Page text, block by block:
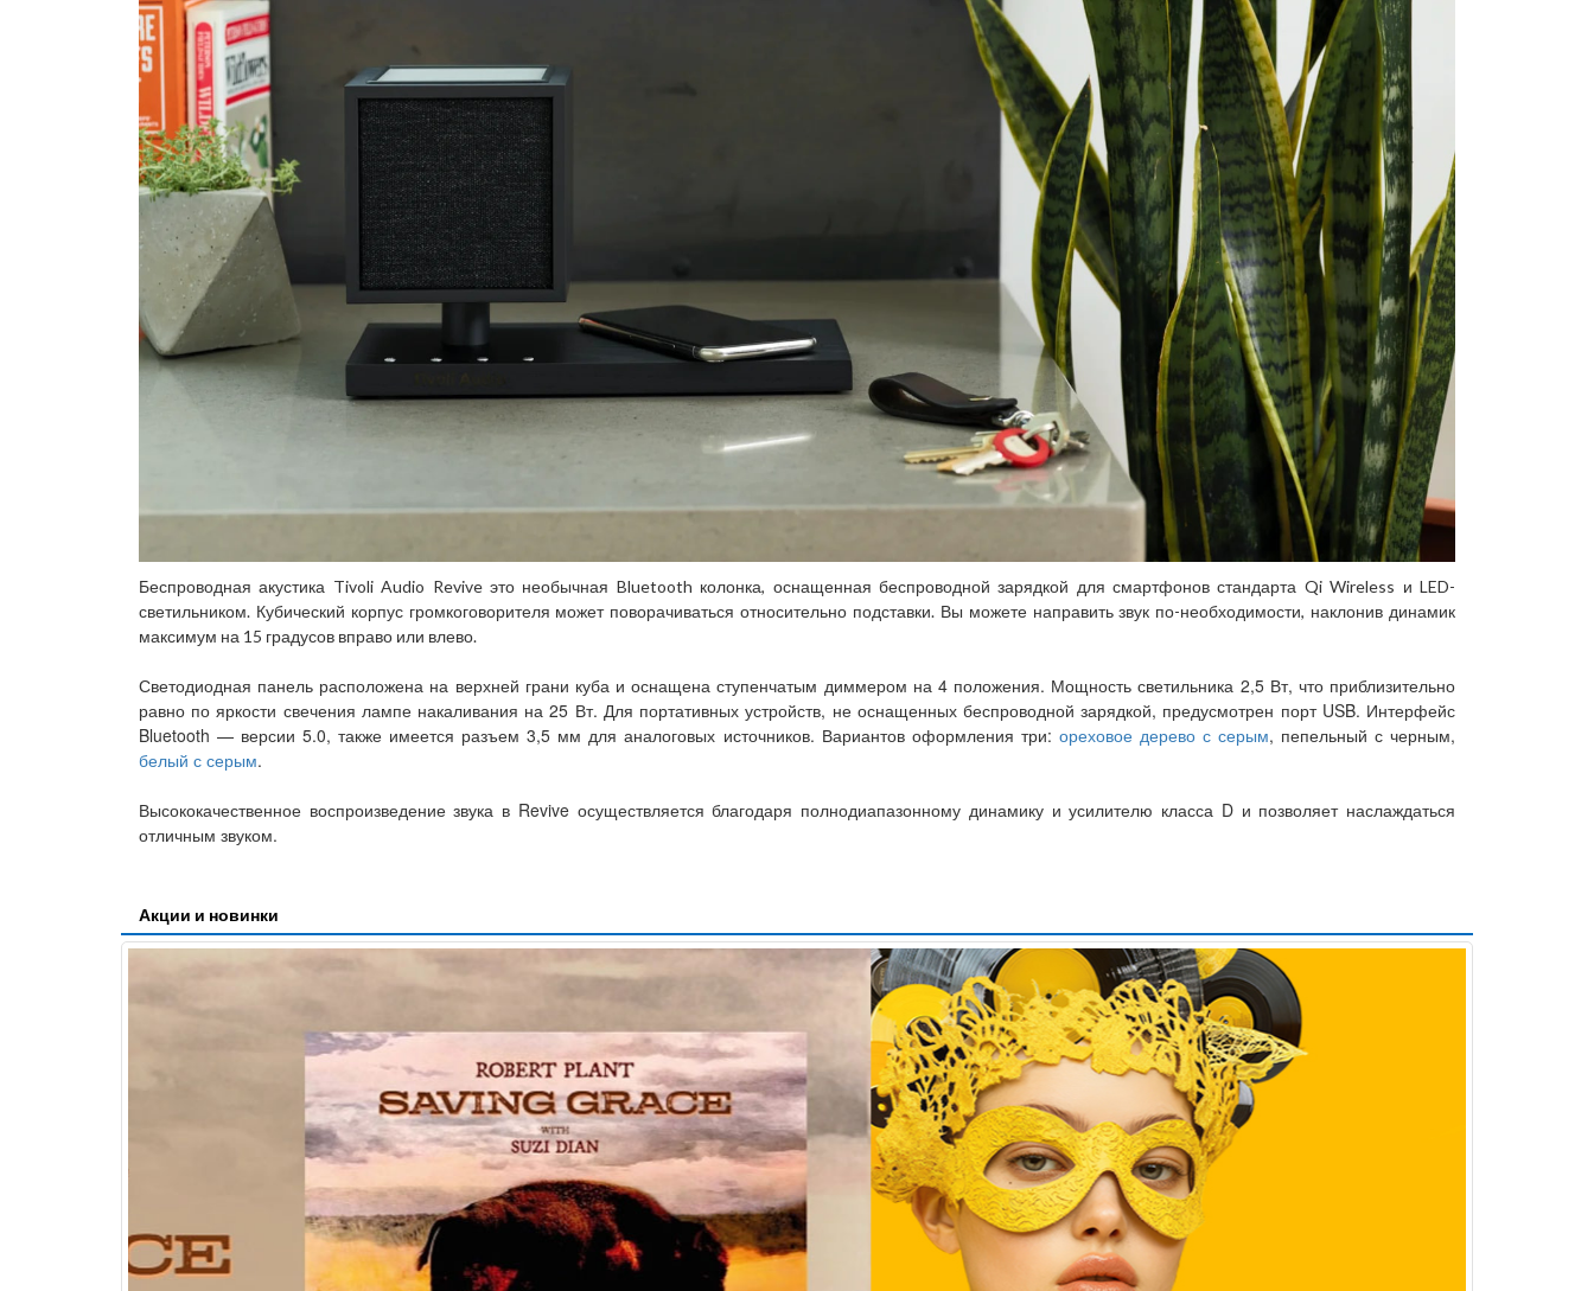
Беспроводная акустика Tivoli Audio Revive это необычная Bluetooth колонка, оснащенная беспроводной зарядкой для смартфонов стандарта Qi Wireless и LED-
светильником. Кубический корпус громкоговорителя может поворачиваться относительно подставки. Вы можете направить звук по-необходимости, наклонив динамик
максимум на 15 градусов вправо или влево.
Светодиодная панель расположена на верхней грани куба и оснащена ступенчатым диммером на 4 положения. Мощность светильника 2,5 Вт, что приблизительно
равно по яркости свечения лампе накаливания на 25 Вт. Для портативных устройств, не оснащенных беспроводной зарядкой, предусмотрен порт USB. Интерфейс
Bluetooth — версии 5.0, также имеется разъем 3,5 мм для аналоговых источников. Вариантов оформления три: ореховое дерево с серым, пепельный с черным,
белый с серым.
Высококачественное воспроизведение звука в Revive осуществляется благодаря полнодиапазонному динамику и усилителю класса D и позволяет наслаждаться
отличным звуком.
Акции и новинки